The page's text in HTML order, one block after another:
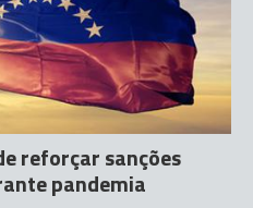
reforçar sanções
pandemia